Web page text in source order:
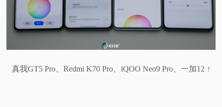
真我GT5 Pro、Redmi K70 Pro、iQOO Neo9 Pro、一加12 ↑